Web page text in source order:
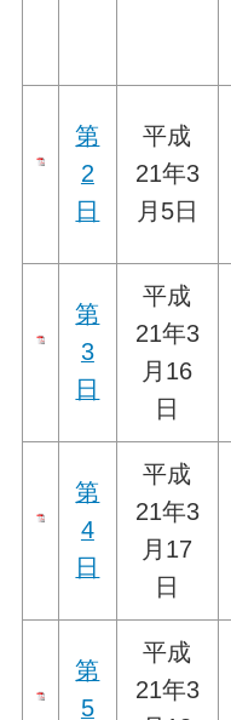
第
2
日
平成
21年3
月5日
第
3
日
平成
21年3
月16
日
第
4
日
平成
21年3
月17
日
第
5
平成
21年3